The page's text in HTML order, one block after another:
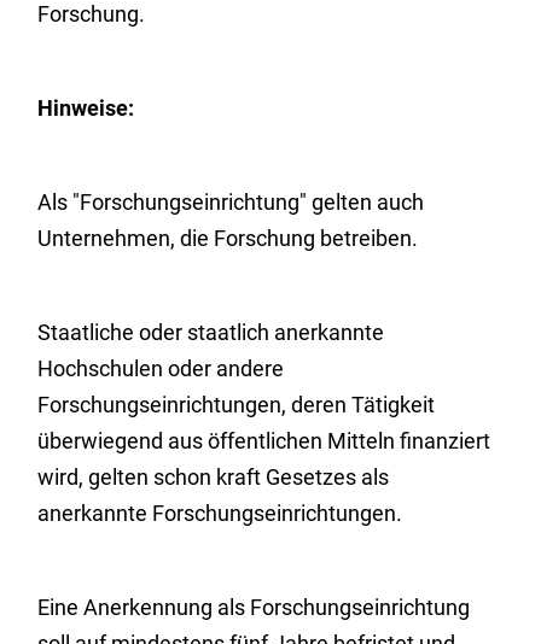
Forschung.
Hinweise:
Als "Forschungseinrichtung" gelten auch
Unternehmen, die Forschung betreiben.
Staatliche oder staatlich anerkannte
Hochschulen oder andere
Forschungseinrichtungen, deren Tätigkeit
überwiegend aus öffentlichen Mitteln finanziert
wird, gelten schon kraft Gesetzes als
anerkannte Forschungseinrichtungen.
Eine Anerkennung als Forschungseinrichtung